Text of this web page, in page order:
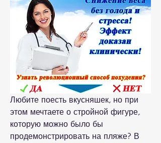
Любите поесть вкусняшек, но при
этом мечтаете о стройной фигуре,
которую можно было бы
продемонстрировать на пляже? В